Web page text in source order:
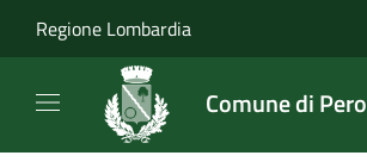
Regione Lombardia
Comune di Pero